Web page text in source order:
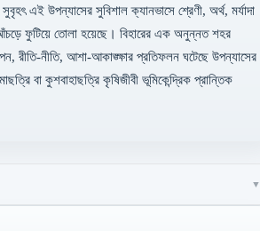
এই উপন্যাসের সুবিশাল ক্যানভাসে শ্রেণী, অর্থ, মর্যাদা
ফুটিয়ে তোলা হয়েছে। বিহারের এক অনুন্নত শহর
রীতি-নীতি, আশা-আকাঙ্ক্ষার প্রতিফলন ঘটেছে উপন্যাসের
বা কুশবাহাছত্রি কৃষিজীবী ভূমিকেন্দ্রিক প্রান্তিক
▼